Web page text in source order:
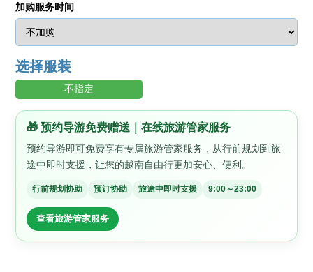
加购服务时间
选择服装
不指定
🎁 预约导游免费赠送｜在线旅游管家服务
预约导游即可免费享有专属旅游管家服务，从行前规划到旅
途中即时支援，让您的越南自由行更加安心、便利。
行前规划协助 预订协助 旅途中即时支援 9:00～23:00
查看旅游管家服务